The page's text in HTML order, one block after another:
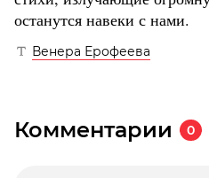
останутся навеки с нами.
Венера Ерофеева
Комментарии 0